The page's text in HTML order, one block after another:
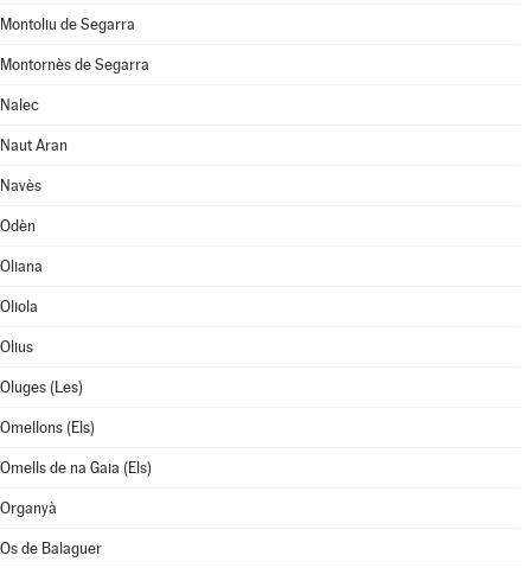
Montoliu de Segarra
Montornès de Segarra
Nalec
Naut Aran
Navès
Odèn
Oliana
Oliola
Olius
Oluges (Les)
Omellons (Els)
Omells de na Gaia (Els)
Organyà
Os de Balaguer